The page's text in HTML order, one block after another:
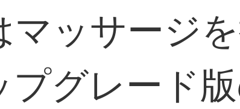
ッサージ
グレード